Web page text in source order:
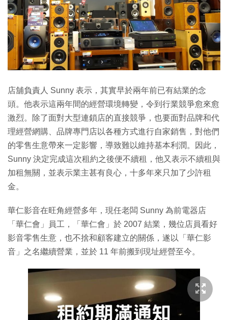
店舖負責人 Sunny 表示，其實早於兩年前已有結業的念
頭。他表示這兩年間的經營環境轉變，令到行業競爭愈來愈
激烈。除了面對大型連鎖店的直接競爭，也要面對品牌和代
理經營網購、品牌專門店以各種方式進行自家銷售，對他們
的零售生意帶來一定影響，導致難以維持基本利潤。因此，
Sunny 決定完成這次租約之後便不續租，他又表示不續租與
加租無關，並表示業主甚有良心，十多年來只加了少許租
金。
華仁影音在旺角經營多年，現任老闆 Sunny 為前電器店
「華仁會」員工，「華仁會」於 2007 結業，幾位店員看好
影音零售生意，也不捨和顧客建立的關係，遂以「華仁影
音」之名繼續營業，並於 11 年前搬到現址經營至今。